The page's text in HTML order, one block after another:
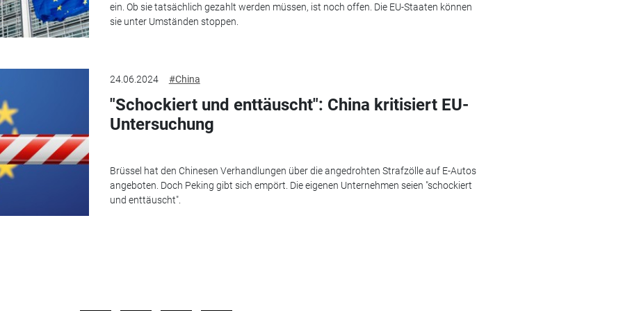
ein. Ob sie tatsächlich gezahlt werden müssen, ist noch offen. Die EU-Staaten können
sie unter Umständen stoppen.
24.06.2024 #China
"Schockiert und enttäuscht": China kritisiert EU-
Untersuchung
Brüssel hat den Chinesen Verhandlungen über die angedrohten Strafzölle auf E-Autos
angeboten. Doch Peking gibt sich empört. Die eigenen Unternehmen seien "schockiert
und enttäuscht".